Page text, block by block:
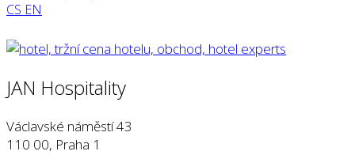
CS EN
JAN Hospitality
Václavské náměstí 43
110 00, Praha 1